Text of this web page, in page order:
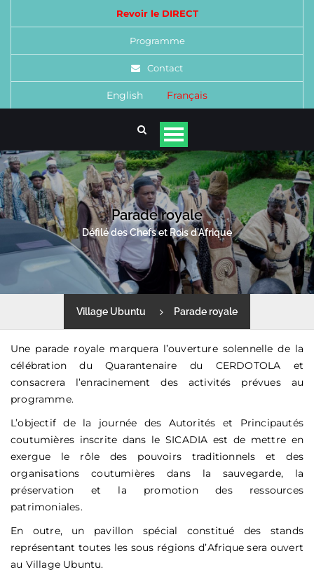
Revoir le DIRECT
Programme
Contact
English Français
Parade royale
Défilé des Chefs et Rois d'Afrique
Village Ubuntu Parade royale
Une parade royale marquera l’ouverture solennelle de la
célébration du Quarantenaire du CERDOTOLA et
consacrera l’enracinement des activités prévues au
programme.
L’objectif de la journée des Autorités et Principautés
coutumières inscrite dans le SICADIA est de mettre en
exergue le rôle des pouvoirs traditionnels et des
organisations coutumières dans la sauvegarde, la
préservation et la promotion des ressources
patrimoniales.
En outre, un pavillon spécial constitué des stands
représentant toutes les sous régions d’Afrique sera ouvert
au Village Ubuntu.